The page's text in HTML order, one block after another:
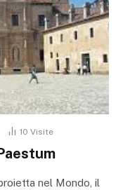
10 Visite
nel Mondo, il